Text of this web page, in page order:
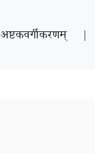
अष्टकवर्गीकरणम् |